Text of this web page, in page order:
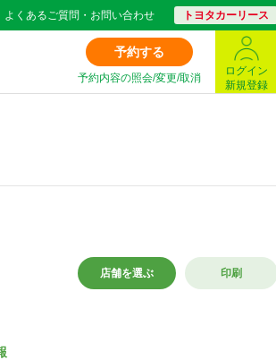
よくあるご質問・お問い合わせ トヨタカーリース
予約する
予約内容の照会/変更/取消
ログイン
新規登録
店舗を選ぶ 印刷